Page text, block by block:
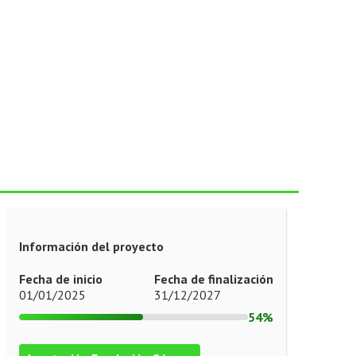
Información del proyecto
Fecha de inicio
01/01/2025
Fecha de finalización
31/12/2027
54%